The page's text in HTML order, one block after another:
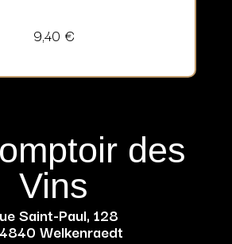
9,40 €
des
Vins
Saint-Paul, 128
Welkenraedt